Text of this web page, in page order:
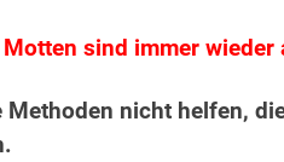
Motten sind immer wieder
nicht helfen,